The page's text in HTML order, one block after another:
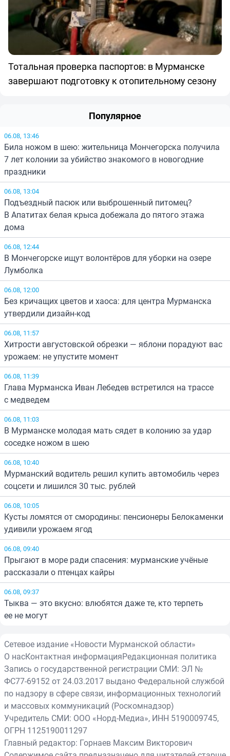
Тотальная проверка паспортов: в Мурманске
завершают подготовку к отопительному сезону
Популярное
06.08, 13:46
Била ножом в шею: жительница Мончегорска получила
7 лет колонии за убийство знакомого в новогодние
праздники
06.08, 13:04
Подъездный пасюк или выброшенный питомец?
В Апатитах белая крыса добежала до пятого этажа
дома
06.08, 12:44
В Мончегорске ищут волонтёров для уборки на озере
Лумболка
06.08, 12:00
Без кричащих цветов и хаоса: для центра Мурманска
утвердили дизайн-код
06.08, 11:57
Хитрости августовской обрезки — яблони порадуют вас
урожаем: не упустите момент
06.08, 11:39
Глава Мурманска Иван Лебедев встретился на трассе
с медведем
06.08, 11:03
В Мурманске молодая мать сядет в колонию за удар
соседке ножом в шею
06.08, 10:40
Мурманский водитель решил купить автомобиль через
соцсети и лишился 30 тыс. рублей
06.08, 10:05
Кусты ломятся от смородины: пенсионеры Белокаменки
удивили урожаем ягод
06.08, 09:40
Прыгают в море ради спасения: мурманские учёные
рассказали о птенцах кайры
06.08, 09:37
Тыква — это вкусно: влюбятся даже те, кто терпеть
ее не могут
Сетевое издание «Новости Мурманской области»
О насКонтактная информацияРедакционная политика
Запись о государственной регистрации СМИ: ЭЛ №
ФС77-69152 от 24.03.2017 выдано Федеральной службой
по надзору в сфере связи, информационных технологий
и массовых коммуникаций (Роскомнадзор)
Учредитель СМИ: ООО «Норд-Медиа», ИНН 5190009745,
ОГРН 1125190011297
Главный редактор: Горнаев Максим Викторович